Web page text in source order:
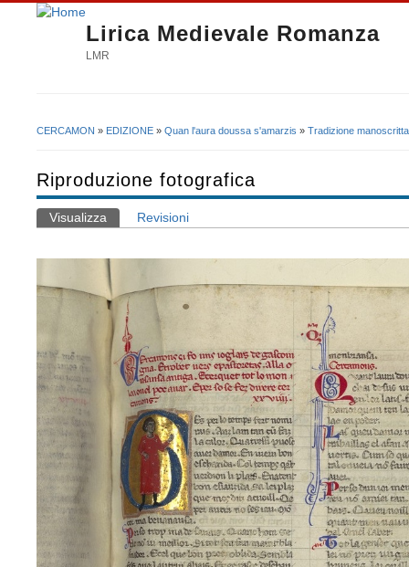
Lirica Medievale Romanza
LMR
CERCAMON » EDIZIONE » Quan l'aura doussa s'amarzis » Tradizione manoscritta
Riproduzione fotografica
Schede primarie
Visualizza (scheda attiva)
Revisioni